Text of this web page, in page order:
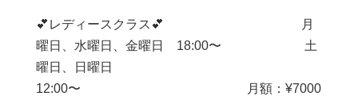
💕レディースクラス💕 月
曜日、水曜日、金曜日 18:00〜 土
曜日、日曜日
12:00〜 月額：¥7000